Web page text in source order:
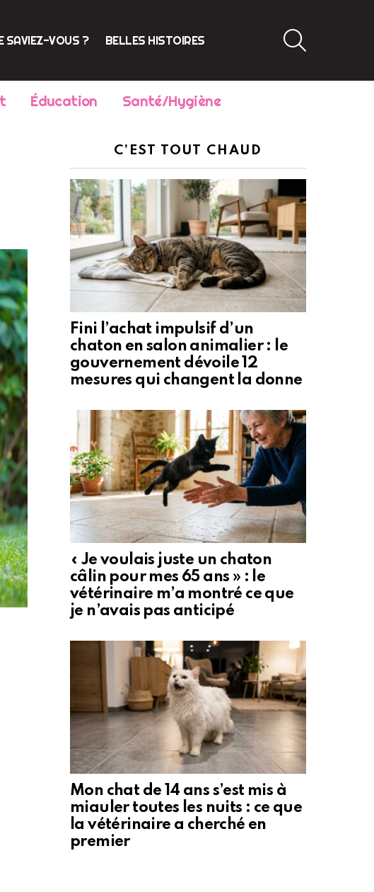
SAVIEZ-VOUS ? BELLES HISTOIRES
Éducation Santé/Hygiène
C’EST TOUT CHAUD
Fini l’achat impulsif d’un
chaton en salon animalier : le
gouvernement dévoile 12
mesures qui changent la donne
« Je voulais juste un chaton
câlin pour mes 65 ans » : le
vétérinaire m’a montré ce que
je n’avais pas anticipé
Mon chat de 14 ans s’est mis à
miauler toutes les nuits : ce que
la vétérinaire a cherché en
premier